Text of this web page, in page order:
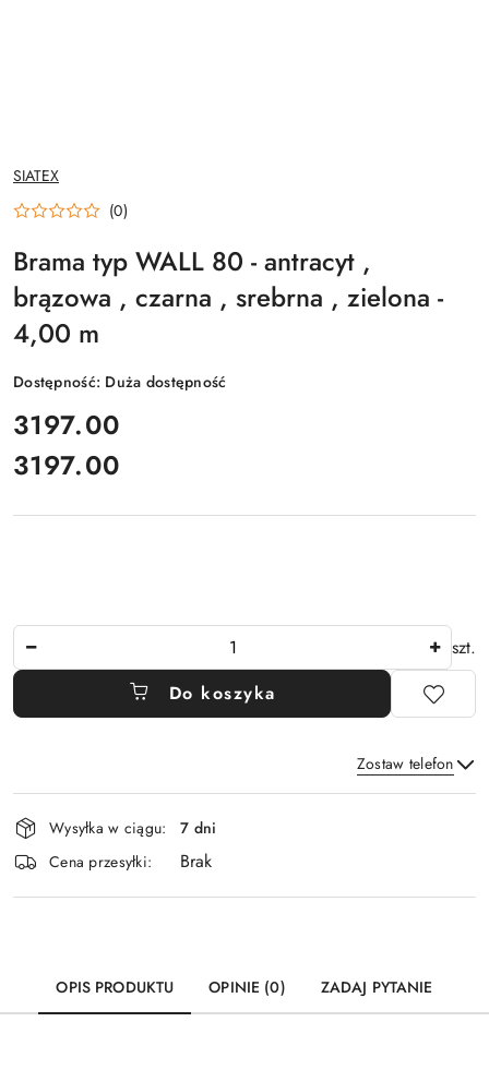
NAZWA
PRODUCENTA:
SIATEX
(0)
Brama typ WALL 80 - antracyt ,
brązowa , czarna , srebrna , zielona -
4,00 m
Dostępność: Duża dostępność
cena:
3197.00
Cena:
3197.00
szt.
Do koszyka
Zostaw telefon
Dostępność
i
dostawa
Wysyłka w ciągu:
7 dni
Cena przesyłki:
Brak
OPIS PRODUKTU OPINIE (0) ZADAJ PYTANIE